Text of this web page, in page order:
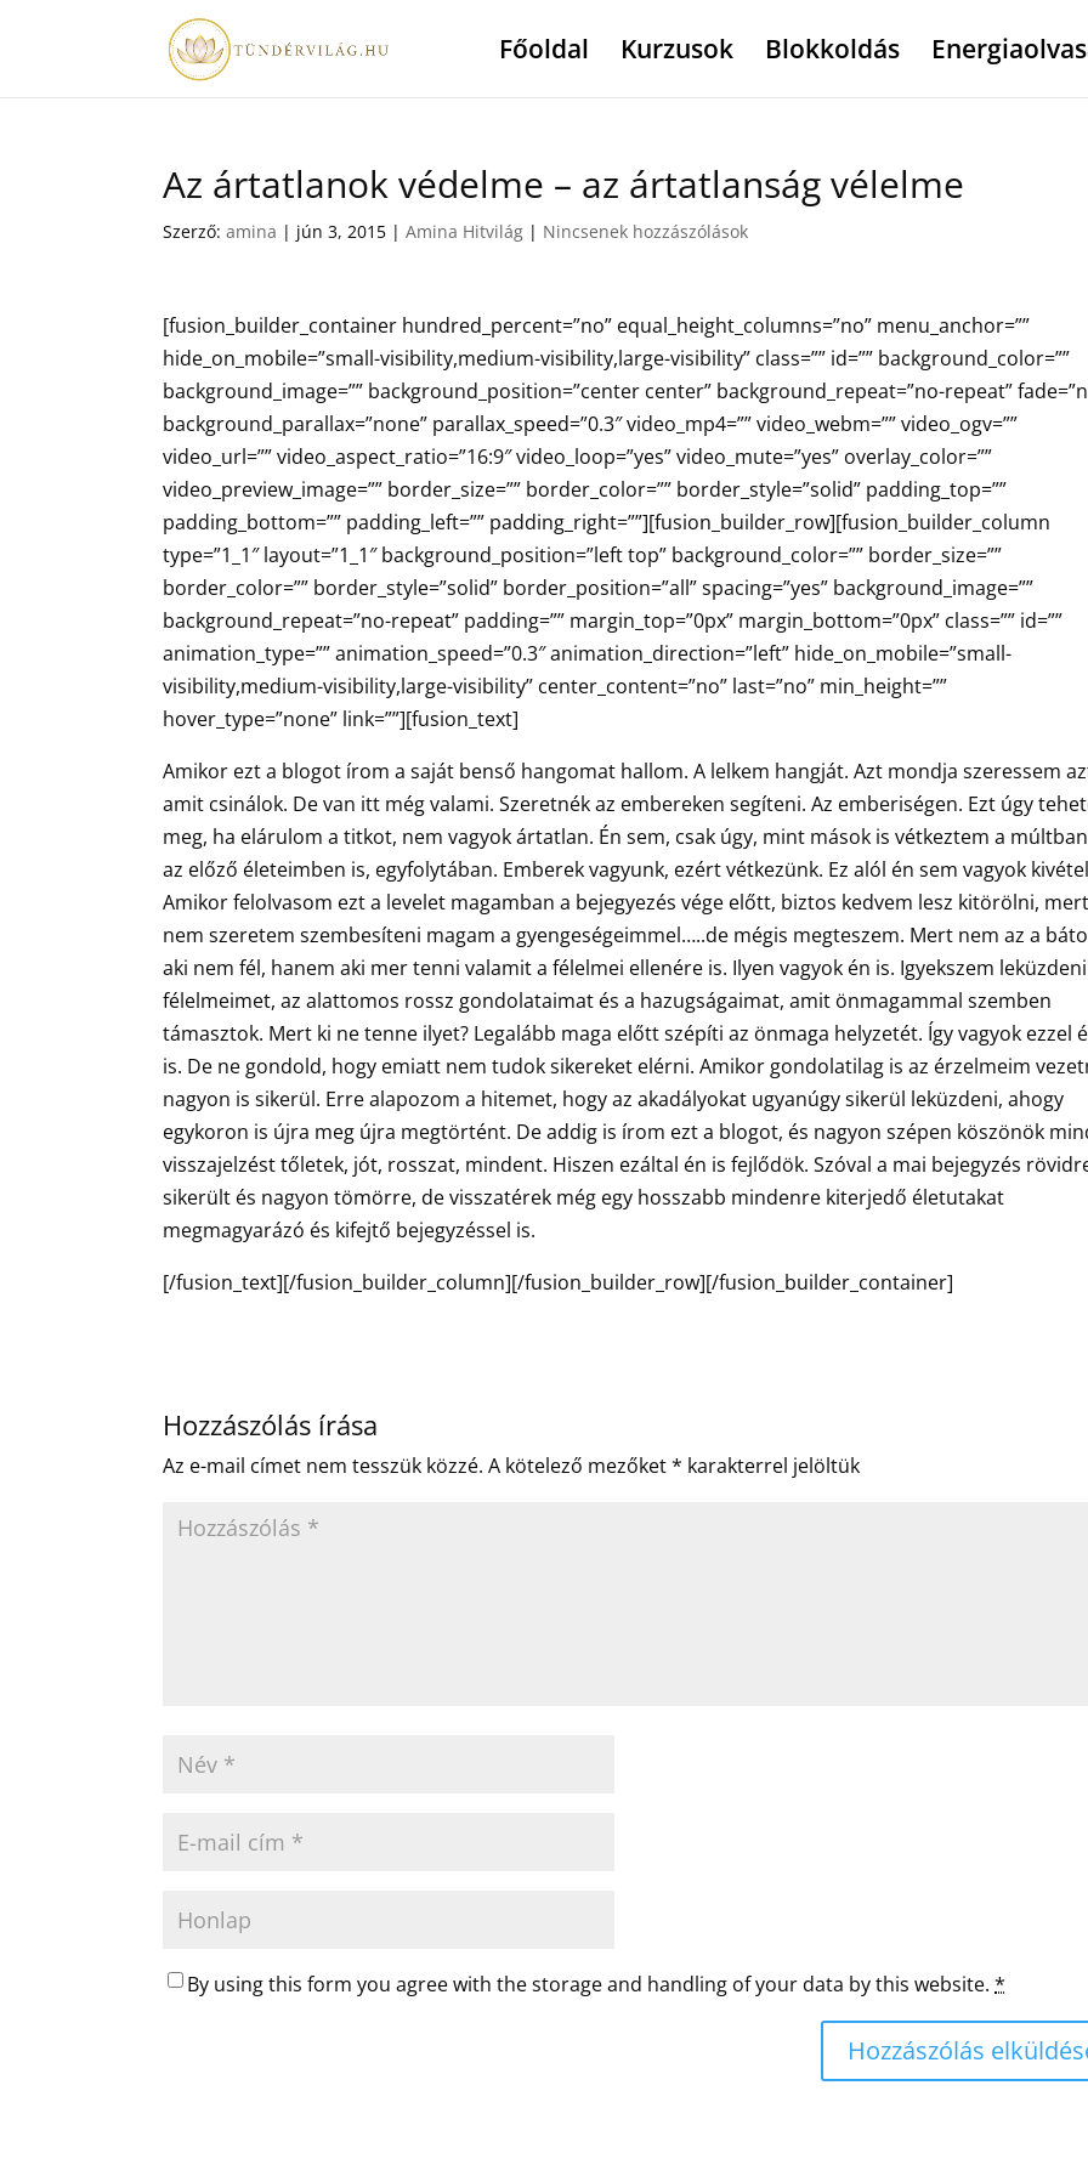
Főoldal Kurzusok Blokkoldás
Az ártatlanok védelme – az ártatlanság vélelme
Szerző:amina | jún 3, 2015 |Amina Hitvilág | Nincsenek hozzászólások
[fusion_builder_container hundred_percent=”no” equal_height_columns=”no” menu_anchor=””
hide_on_mobile=”small-visibility,medium-visibility,large-visibility” class=”” id=”” background_color=””
background_image=”” background_position=”center center” background_repeat=”no-repeat”
background_parallax=”none” parallax_speed=”0.3″ video_mp4=”” video_webm=”” video_ogv=””
video_url=”” video_aspect_ratio=”16:9″ video_loop=”yes” video_mute=”yes” overlay_color=””
video_preview_image=”” border_size=”” border_color=”” border_style=”solid” padding_top=””
padding_bottom=”” padding_left=”” padding_right=””][fusion_builder_row][fusion_builder_column
type=”1_1″ layout=”1_1″ background_position=”left top” background_color=”” border_size=””
border_color=”” border_style=”solid” border_position=”all” spacing=”yes” background_image=””
background_repeat=”no-repeat” padding=”” margin_top=”0px” margin_bottom=”0px” class=”” id=””
animation_type=”” animation_speed=”0.3″ animation_direction=”left” hide_on_mobile=”small-
visibility,medium-visibility,large-visibility” center_content=”no” last=”no” min_height=””
hover_type=”none” link=””][fusion_text]
Amikor ezt a blogot írom a saját benső hangomat hallom. A lelkem hangját. Azt mondja szeressem
amit csinálok. De van itt még valami. Szeretnék az embereken segíteni. Az emberiségen. Ezt úgy
meg, ha elárulom a titkot, nem vagyok ártatlan. Én sem, csak úgy, mint mások is vétkeztem a
az előző életeimben is, egyfolytában. Emberek vagyunk, ezért vétkezünk. Ez alól én sem vagyok
Amikor felolvasom ezt a levelet magamban a bejegyezés vége előtt, biztos kedvem lesz kitörölni, mert
nem szeretem szembesíteni magam a gyengeségeimmel…..de mégis megteszem. Mert nem az a
aki nem fél, hanem aki mer tenni valamit a félelmei ellenére is. Ilyen vagyok én is. Igyekszem
félelmeimet, az alattomos rossz gondolataimat és a hazugságaimat, amit önmagammal szemben
támasztok. Mert ki ne tenne ilyet? Legalább maga előtt szépíti az önmaga helyzetét. Így vagyok ezzel
is. De ne gondold, hogy emiatt nem tudok sikereket elérni. Amikor gondolatilag is az érzelmeim
nagyon is sikerül. Erre alapozom a hitemet, hogy az akadályokat ugyanúgy sikerül leküzdeni, ahogy
egykoron is újra meg újra megtörtént. De addig is írom ezt a blogot, és nagyon szépen köszönök
visszajelzést tőletek, jót, rosszat, mindent. Hiszen ezáltal én is fejlődök. Szóval a mai bejegyzés
sikerült és nagyon tömörre, de visszatérek még egy hosszabb mindenre kiterjedő életutakat
megmagyarázó és kifejtő bejegyzéssel is.
[/fusion_text][/fusion_builder_column][/fusion_builder_row][/fusion_builder_container]
Hozzászólás írása
Az e-mail címet nem tesszük közzé. A kötelező mezőket* karakterrel jelöltük
By using this form you agree with the storage and handling of your data by this website.*